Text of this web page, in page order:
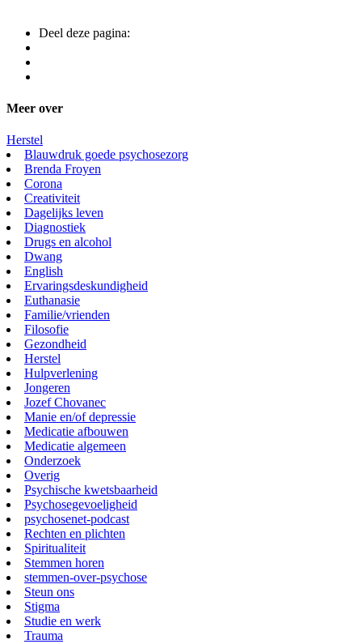
Deel deze pagina:
Meer over
Herstel
Blauwdruk goede psychosezorg
Brenda Froyen
Corona
Creativiteit
Dagelijks leven
Diagnostiek
Drugs en alcohol
Dwang
English
Ervaringsdeskundigheid
Euthanasie
Familie/vrienden
Filosofie
Gezondheid
Herstel
Hulpverlening
Jongeren
Jozef Chovanec
Manie en/of depressie
Medicatie afbouwen
Medicatie algemeen
Onderzoek
Overig
Psychische kwetsbaarheid
Psychosegevoeligheid
psychosenet-podcast
Rechten en plichten
Spiritualiteit
Stemmen horen
stemmen-over-psychose
Steun ons
Stigma
Studie en werk
Trauma